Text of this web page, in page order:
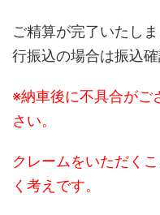
ご精算が完了いたし
行振込の場合は振込確
※納車後に不具合がご
さい。
クレームをいただく
く考えです。